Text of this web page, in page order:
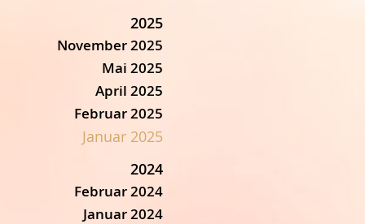
2025
November 2025
Mai 2025
April 2025
Februar 2025
Januar 2025
2024
Februar 2024
Januar 2024